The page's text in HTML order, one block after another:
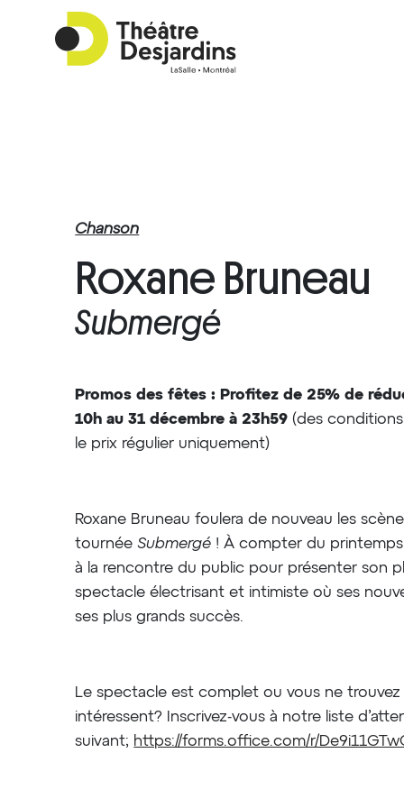
Roxane Bruneau
Submergé
Chanson
Promos des fêtes : Profitez de 25% de
10h au 31 décembre à 23h59(des
le prix régulier uniquement)
Roxane Bruneau foulera de nouveau les
tournéeSubmergé ! À compter du printemps
à la rencontre du public pour présenter son
spectacle électrisant et intimiste où ses
ses plus grands succès.
Le spectacle est complet ou vous ne trouvez
intéressent? Inscrivez-vous à notre liste
suivant; https://forms.office.com/r/